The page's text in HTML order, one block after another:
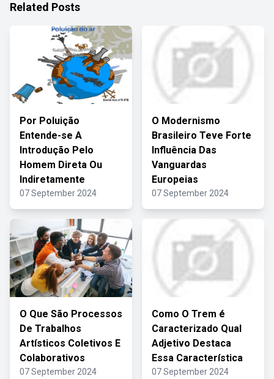
Related Posts
Por Poluição
Entende-se A
Introdução Pelo
Homem Direta Ou
Indiretamente
07 September 2024
O Modernismo
Brasileiro Teve Forte
Influência Das
Vanguardas
Europeias
07 September 2024
O Que São Processos
De Trabalhos
Artísticos Coletivos E
Colaborativos
07 September 2024
Como O Trem é
Caracterizado Qual
Adjetivo Destaca
Essa Característica
07 September 2024